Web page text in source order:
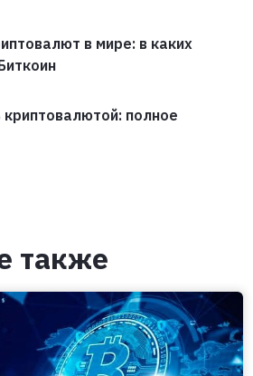
в мире: в каких
криптовалютой: полное
также